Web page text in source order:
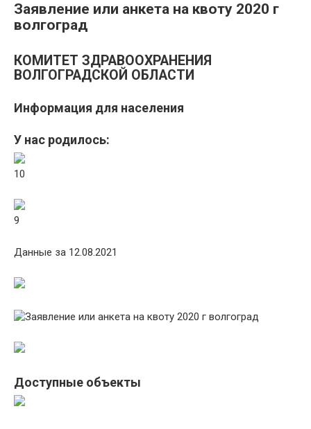
Заявление или анкета на квоту 2020 г
волгоград
КОМИТЕТ ЗДРАВООХРАНЕНИЯ
ВОЛГОГРАДСКОЙ ОБЛАСТИ
Информация для населения
У нас родилось:
10
9
Данные за 12.08.2021
Доступные объекты